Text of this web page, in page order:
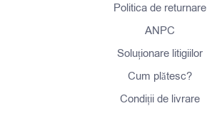
Politica de returnare
ANPC
Soluționare litigiilor
Cum plătesc?
Condiții de livrare